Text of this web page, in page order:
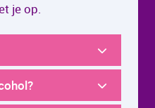
je op.